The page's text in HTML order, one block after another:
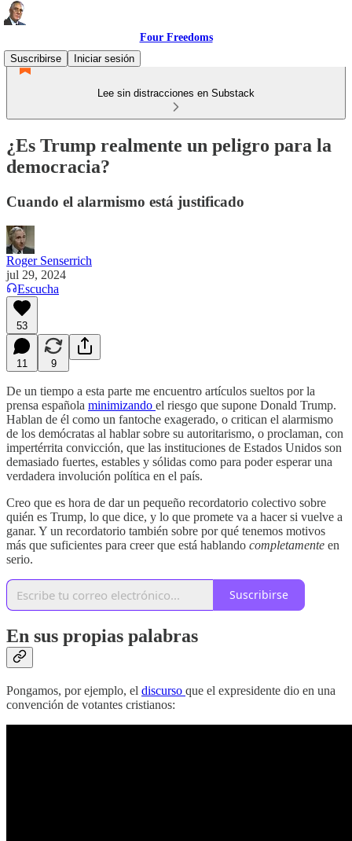
Four Freedoms
Suscribirse
Iniciar sesión
Lee sin distracciones en Substack
¿Es Trump realmente un peligro para la
democracia?
Cuando el alarmismo está justificado
Roger Senserrich
jul 29, 2024
Escucha
53
11 9
De un tiempo a esta parte me encuentro artículos sueltos por la
prensa española minimizando el riesgo que supone Donald Trump.
Hablan de él como un fantoche exagerado, o critican el alarmismo
de los demócratas al hablar sobre su autoritarismo, o proclaman, con
impertérrita convicción, que las instituciones de Estados Unidos son
demasiado fuertes, estables y sólidas como para poder esperar una
verdadera involución política en el país.
Creo que es hora de dar un pequeño recordatorio colectivo sobre
quién es Trump, lo que dice, y lo que promete va a hacer si vuelve a
ganar. Y un recordatorio también sobre por qué tenemos motivos
más que suficientes para creer que está hablando completamente en
serio.
Suscribirse
En sus propias palabras
Pongamos, por ejemplo, el discurso que el expresidente dio en una
convención de votantes cristianos: